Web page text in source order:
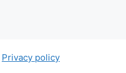
Privacy policy